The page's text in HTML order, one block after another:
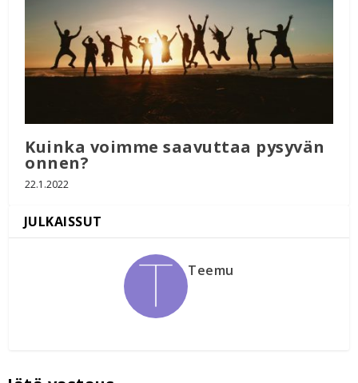
Kuinka voimme saavuttaa pysyvän
onnen?
22.1.2022
Teemu